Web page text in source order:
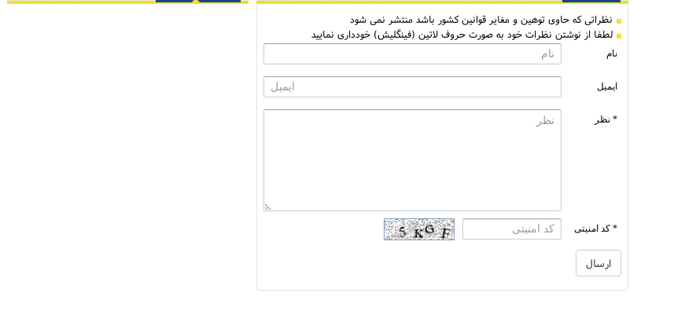
نظراتی كه حاوی توهین و مغایر قوانین کشور باشد منتشر نمی شود
لطفا از نوشتن نظرات خود به صورت حروف لاتین (فینگلیش) خودداری نمایید
نام
ایمیل
* نظر
* کد امنیتی